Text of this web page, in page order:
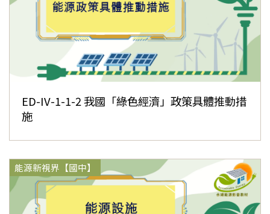
ED-IV-1-1-2 我國「綠色經濟」政策具體推動措
施
能源新視界【國中】